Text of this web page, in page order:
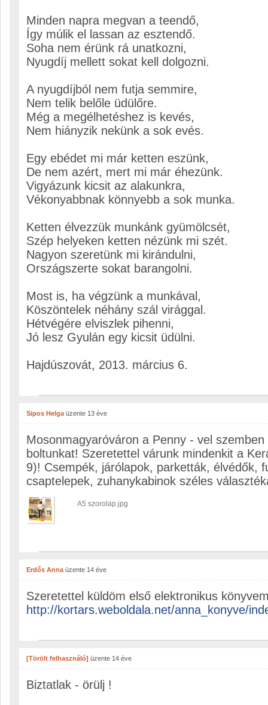
Minden napra megvan a teendő,
Így múlik el lassan az esztendő.
Soha nem érünk rá unatkozni,
Nyugdíj mellett sokat kell dolgozni.
A nyugdíjból nem futja semmire,
Nem telik belőle üdülőre.
Még a megélhetéshez is kevés,
Nem hiányzik nekünk a sok evés.
Egy ebédet mi már ketten eszünk,
De nem azért, mert mi már éhezünk.
Vigyázunk kicsit az alakunkra,
Vékonyabbnak könnyebb a sok munka.
Ketten élvezzük munkánk gyümölcsét,
Szép helyeken ketten nézünk mi szét.
Nagyon szeretünk mi kirándulni,
Országszerte sokat barangolni.
Most is, ha végzünk a munkával,
Köszöntelek néhány szál virággal.
Hétvégére elviszlek pihenni,
Jó lesz Gyulán egy kicsit üdülni.
Hajdúszovát, 2013. március 6.
Sipos Helga üzente 13 éve
Mosonmagyaróváron a Penny - vel
boltunkat! Szeretettel várunk mindenkit a
9)! Csempék, járólapok, parketták, élvédők,
csaptelepek, zuhanykabinok széles
A5 szorolap.jpg
Erdős Anna üzente 14 éve
Szeretettel küldöm első elektronikus
http://kortars.weboldala.net/anna_konyve/
[Törölt felhasználó] üzente 14 éve
Biztatlak - örülj !